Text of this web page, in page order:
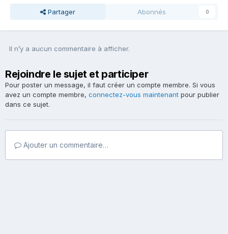
Partager Abonnés 0
Il n’y a aucun commentaire à afficher.
Rejoindre le sujet et participer
Pour poster un message, il faut créer un compte membre. Si vous
avez un compte membre, connectez-vous maintenant pour publier
dans ce sujet.
Ajouter un commentaire…